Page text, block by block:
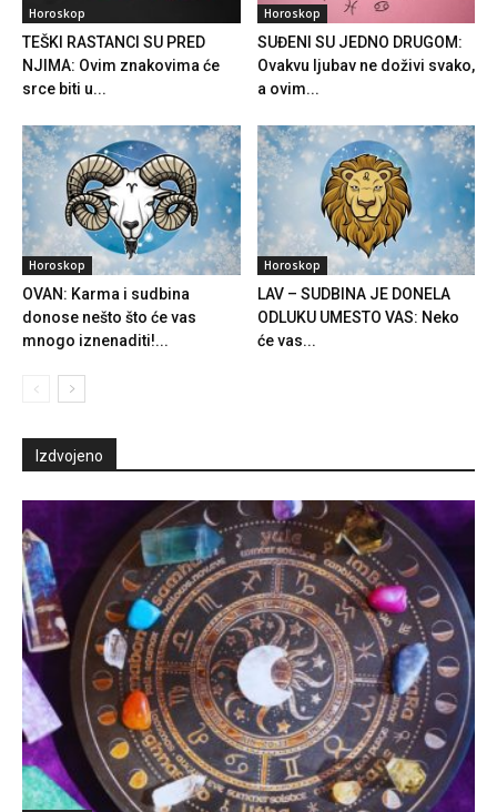
Horoskop
TEŠKI RASTANCI SU PRED
NJIMA: Ovim znakovima će
srce biti u...
Horoskop
SUĐENI SU JEDNO DRUGOM:
Ovakvu ljubav ne doživi svako,
a ovim...
Horoskop
OVAN: Karma i sudbina
donose nešto što će vas
mnogo iznenaditi!...
Horoskop
LAV – SUDBINA JE DONELA
ODLUKU UMESTO VAS: Neko
će vas...
Izdvojeno